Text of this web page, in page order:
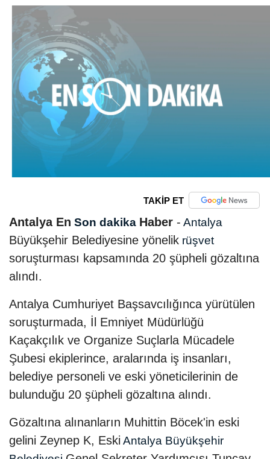
TAKİP ET
Antalya En Son dakika Haber - Antalya
Büyükşehir Belediyesine yönelik rüşvet
soruşturması kapsamında 20 şüpheli gözaltına
alındı.
Antalya Cumhuriyet Başsavcılığınca yürütülen
soruşturmada, İl Emniyet Müdürlüğü
Kaçakçılık ve Organize Suçlarla Mücadele
Şubesi ekiplerince, aralarında iş insanları,
belediye personeli ve eski yöneticilerinin de
bulunduğu 20 şüpheli gözaltına alındı.
Gözaltına alınanların Muhittin Böcek'in eski
gelini Zeynep K, Eski Antalya Büyükşehir